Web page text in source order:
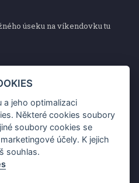
úseku na víkendovku tu
úseku na víkendovku tu
s naCOOPkou sekerku Fiskars
ty nejlepší ceny z letáku!
a jeho optimalizaci
Některé cookies soubory
soubory cookies se
účely. K jejich
souhlas.